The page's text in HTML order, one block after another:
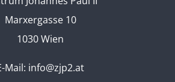
Marxergasse 10
1030 Wien
Mail: info@zjp2.at